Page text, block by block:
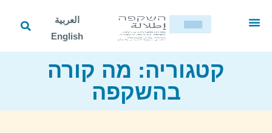
العربية
English
קטגוריה: מה קורה
בהשקפה